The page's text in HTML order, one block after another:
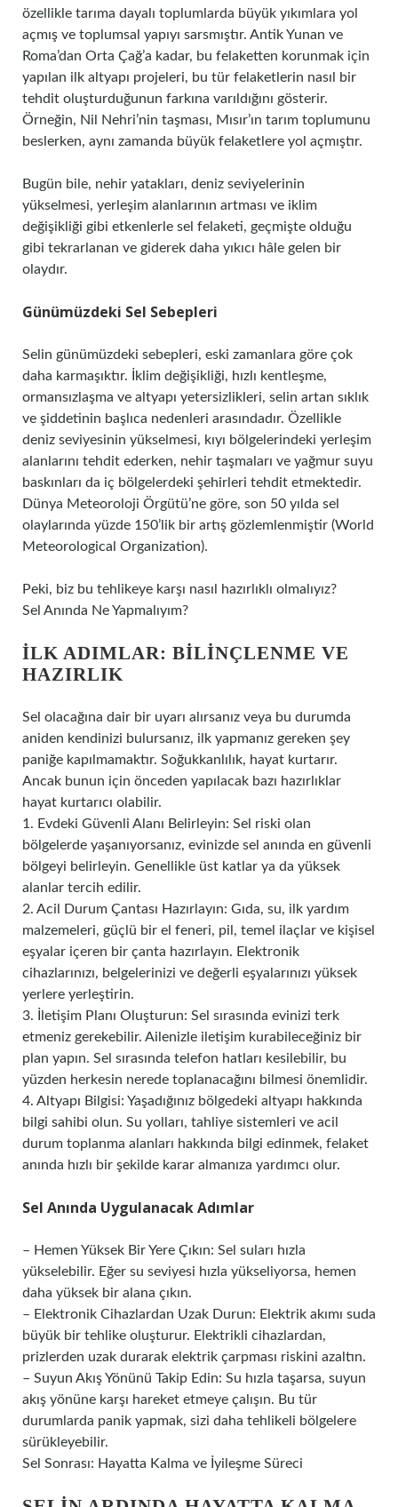
özellikle tarıma dayalı toplumlarda büyük yıkımlara yol
açmış ve toplumsal yapıyı sarsmıştır. Antik Yunan ve
Roma’dan Orta Çağ’a kadar, bu felaketten korunmak için
yapılan ilk altyapı projeleri, bu tür felaketlerin nasıl bir
tehdit oluşturduğunun farkına varıldığını gösterir.
Örneğin, Nil Nehri’nin taşması, Mısır’ın tarım toplumunu
beslerken, aynı zamanda büyük felaketlere yol açmıştır.
Bugün bile, nehir yatakları, deniz seviyelerinin
yükselmesi, yerleşim alanlarının artması ve iklim
değişikliği gibi etkenlerle sel felaketi, geçmişte olduğu
gibi tekrarlanan ve giderek daha yıkıcı hâle gelen bir
olaydır.
Günümüzdeki Sel Sebepleri
Selin günümüzdeki sebepleri, eski zamanlara göre çok
daha karmaşıktır. İklim değişikliği, hızlı kentleşme,
ormansızlaşma ve altyapı yetersizlikleri, selin artan sıklık
ve şiddetinin başlıca nedenleri arasındadır. Özellikle
deniz seviyesinin yükselmesi, kıyı bölgelerindeki yerleşim
alanlarını tehdit ederken, nehir taşmaları ve yağmur suyu
baskınları da iç bölgelerdeki şehirleri tehdit etmektedir.
Dünya Meteoroloji Örgütü’ne göre, son 50 yılda sel
olaylarında yüzde 150’lik bir artış gözlemlenmiştir (World
Meteorological Organization).
Peki, biz bu tehlikeye karşı nasıl hazırlıklı olmalıyız?
Sel Anında Ne Yapmalıyım?
İLK ADIMLAR: BILINÇLENME VE
HAZIRLIK
Sel olacağına dair bir uyarı alırsanız veya bu durumda
aniden kendinizi bulursanız, ilk yapmanız gereken şey
paniğe kapılmamaktır. Soğukkanlılık, hayat kurtarır.
Ancak bunun için önceden yapılacak bazı hazırlıklar
hayat kurtarıcı olabilir.
1. Evdeki Güvenli Alanı Belirleyin: Sel riski olan
bölgelerde yaşanıyorsanız, evinizde sel anında en güvenli
bölgeyi belirleyin. Genellikle üst katlar ya da yüksek
alanlar tercih edilir.
2. Acil Durum Çantası Hazırlayın: Gıda, su, ilk yardım
malzemeleri, güçlü bir el feneri, pil, temel ilaçlar ve kişisel
eşyalar içeren bir çanta hazırlayın. Elektronik
cihazlarınızı, belgelerinizi ve değerli eşyalarınızı yüksek
yerlere yerleştirin.
3. İletişim Planı Oluşturun: Sel sırasında evinizi terk
etmeniz gerekebilir. Ailenizle iletişim kurabileceğiniz bir
plan yapın. Sel sırasında telefon hatları kesilebilir, bu
yüzden herkesin nerede toplanacağını bilmesi önemlidir.
4. Altyapı Bilgisi: Yaşadığınız bölgedeki altyapı hakkında
bilgi sahibi olun. Su yolları, tahliye sistemleri ve acil
durum toplanma alanları hakkında bilgi edinmek, felaket
anında hızlı bir şekilde karar almanıza yardımcı olur.
Sel Anında Uygulanacak Adımlar
– Hemen Yüksek Bir Yere Çıkın: Sel suları hızla
yükselebilir. Eğer su seviyesi hızla yükseliyorsa, hemen
daha yüksek bir alana çıkın.
– Elektronik Cihazlardan Uzak Durun: Elektrik akımı suda
büyük bir tehlike oluşturur. Elektrikli cihazlardan,
prizlerden uzak durarak elektrik çarpması riskini azaltın.
– Suyun Akış Yönünü Takip Edin: Su hızla taşarsa, suyun
akış yönüne karşı hareket etmeye çalışın. Bu tür
durumlarda panik yapmak, sizi daha tehlikeli bölgelere
sürükleyebilir.
Sel Sonrası: Hayatta Kalma ve İyileşme Süreci